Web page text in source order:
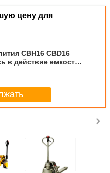
цену для
CBH16 CBD16
в действие емкость